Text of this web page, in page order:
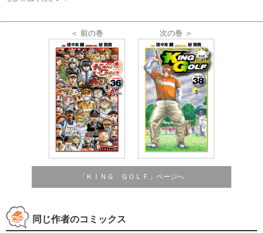
＜ 前の巻 次の巻 ＞
「ＫＩＮＧ ＧＯＬＦ」ページへ
同じ作者のコミックス